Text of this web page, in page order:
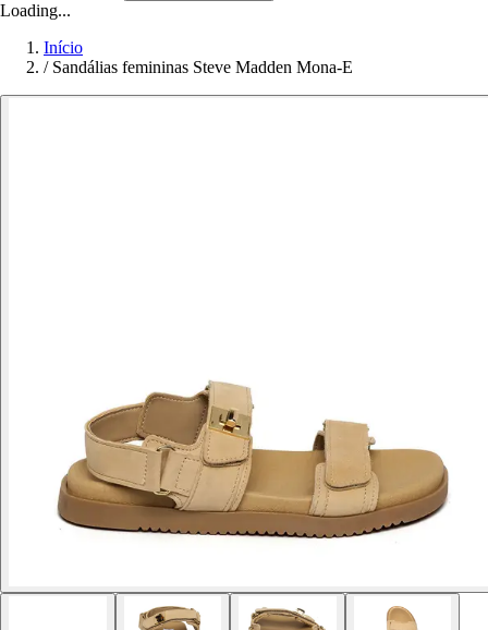
Loading...
Início
/ Sandálias femininas Steve Madden Mona-E